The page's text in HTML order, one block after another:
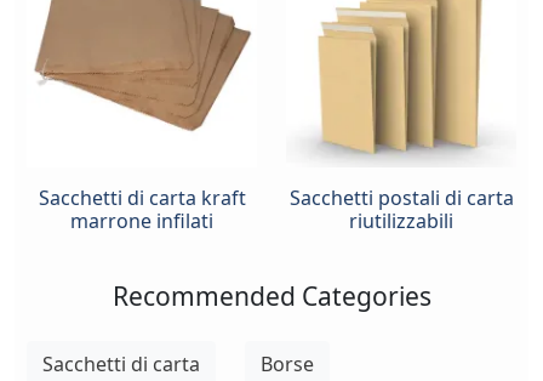
Sacchetti di carta kraft
marrone infilati
Sacchetti postali di carta
riutilizzabili
Recommended Categories
Sacchetti di carta Borse